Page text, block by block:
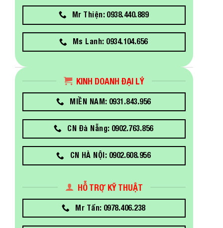
Mr Thiện: 0938.440.889
Ms Lanh: 0934.104.656
KINH DOANH ĐẠI LÝ
MIỀN NAM: 0931.843.956
CN Đà Nẵng: 0902.763.856
CN HÀ NỘI: 0902.608.956
HỖ TRỢ KỸ THUẬT
Mr Tấn: 0978.406.238